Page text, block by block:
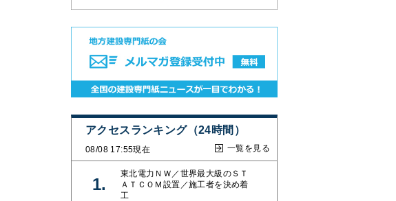
アクセスランキング（24時間）
08/08 17:55現在 一覧を見る
東北電力ＮＷ／世界最大級のＳＴ
ＡＴＣＯＭ設置／施工者を決め着
工